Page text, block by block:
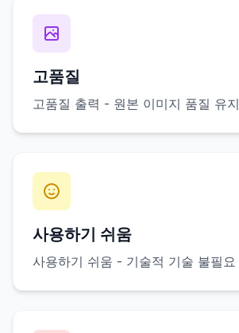
고품질
고품질 출력 - 원본 이미지 품질 유지
사용하기 쉬움
사용하기 쉬움 - 기술적 기술 불필요